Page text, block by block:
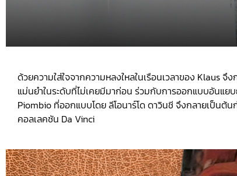
ด้วยความใส่ใจจากความหลงใหลในเรือนเวลาของ Klaus
แม่นยำในระดับที่ไม่เคยมีมาก่อน ร่วมกับการออกแบบอันแย
Piombio ที่ออกแบบโดย ลีโอนาร์โด ดาวินชี จึงกลายเป็น
คอลเลคชัน Da Vinci